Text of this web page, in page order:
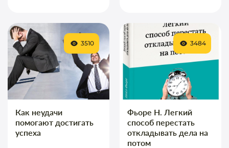
Как неудачи
помогают достигать
успеха
3510
Фьоре Н. Легкий
способ перестать
откладывать дела на
потом
3484